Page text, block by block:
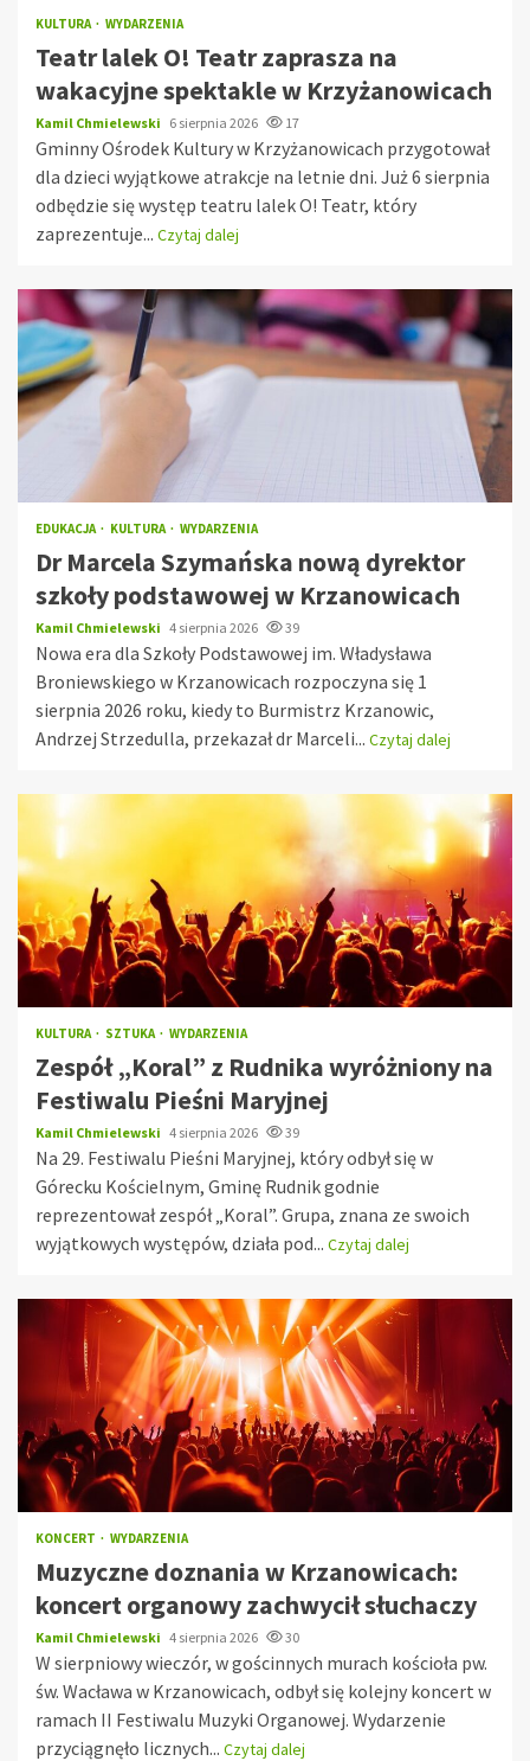
KULTURA WYDARZENIA
Teatr lalek O! Teatr zaprasza na
wakacyjne spektakle w Krzyżanowicach
Kamil Chmielewski 6 sierpnia 2026 17
Gminny Ośrodek Kultury w Krzyżanowicach przygotował
dla dzieci wyjątkowe atrakcje na letnie dni. Już 6 sierpnia
odbędzie się występ teatru lalek O! Teatr, który
zaprezentuje... Czytaj dalej
EDUKACJA KULTURA WYDARZENIA
Dr Marcela Szymańska nową dyrektor
szkoły podstawowej w Krzanowicach
Kamil Chmielewski 4 sierpnia 2026 39
Nowa era dla Szkoły Podstawowej im. Władysława
Broniewskiego w Krzanowicach rozpoczyna się 1
sierpnia 2026 roku, kiedy to Burmistrz Krzanowic,
Andrzej Strzedulla, przekazał dr Marceli... Czytaj dalej
KULTURA SZTUKA WYDARZENIA
Zespół „Koral” z Rudnika wyróżniony na
Festiwalu Pieśni Maryjnej
Kamil Chmielewski 4 sierpnia 2026 39
Na 29. Festiwalu Pieśni Maryjnej, który odbył się w
Górecku Kościelnym, Gminę Rudnik godnie
reprezentował zespół „Koral”. Grupa, znana ze swoich
wyjątkowych występów, działa pod... Czytaj dalej
KONCERT WYDARZENIA
Muzyczne doznania w Krzanowicach:
koncert organowy zachwycił słuchaczy
Kamil Chmielewski 4 sierpnia 2026 30
W sierpniowy wieczór, w gościnnych murach kościoła pw.
św. Wacława w Krzanowicach, odbył się kolejny koncert w
ramach II Festiwalu Muzyki Organowej. Wydarzenie
przyciągnęło licznych... Czytaj dalej